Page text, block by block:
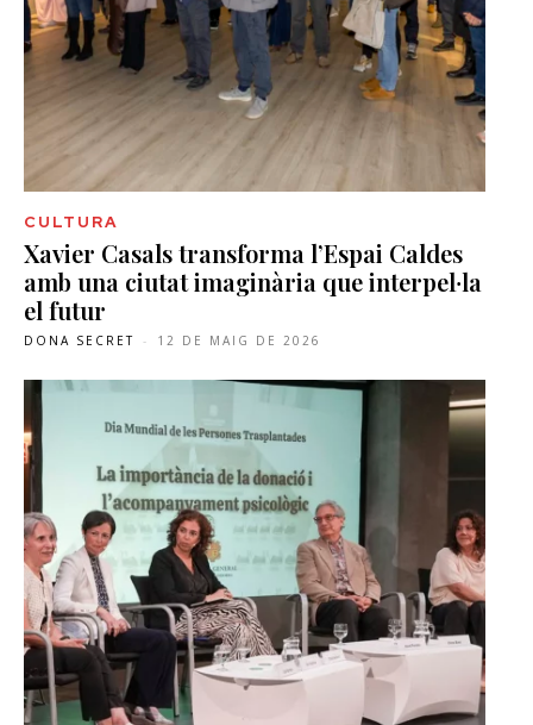
CULTURA
Xavier Casals transforma l’Espai Caldes
amb una ciutat imaginària que interpel·la
el futur
DONA SECRET - 12 DE MAIG DE 2026